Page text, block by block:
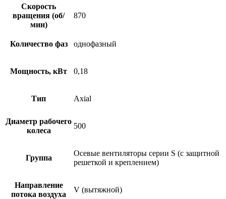
Скорость
вращения (об/
мин)
870
Количество фаз однофазный
Мощность, кВт 0,18
Тип Axial
Диаметр рабочего
колеса
500
Группа
Осевые вентиляторы серии S (с защитной
решеткой и креплением)
Направление
потока воздуха
V (вытяжной)